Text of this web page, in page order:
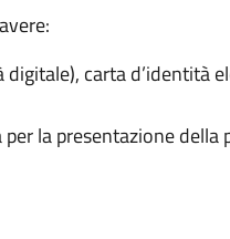
carta d’identità
la presentazione della